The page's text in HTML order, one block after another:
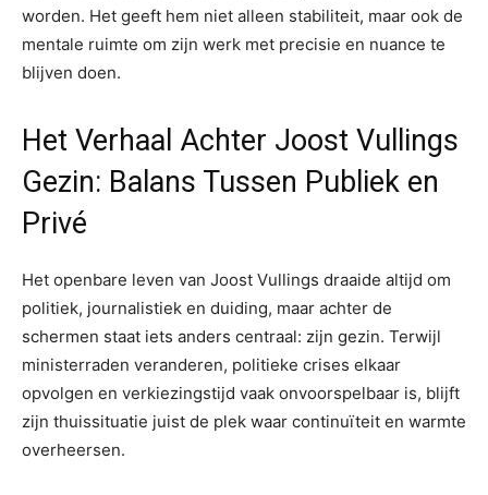
worden. Het geeft hem niet alleen stabiliteit, maar ook de
mentale ruimte om zijn werk met precisie en nuance te
blijven doen.
Het Verhaal Achter Joost Vullings
Gezin: Balans Tussen Publiek en
Privé
Het openbare leven van Joost Vullings draaide altijd om
politiek, journalistiek en duiding, maar achter de
schermen staat iets anders centraal: zijn gezin. Terwijl
ministerraden veranderen, politieke crises elkaar
opvolgen en verkiezingstijd vaak onvoorspelbaar is, blijft
zijn thuissituatie juist de plek waar continuïteit en warmte
overheersen.